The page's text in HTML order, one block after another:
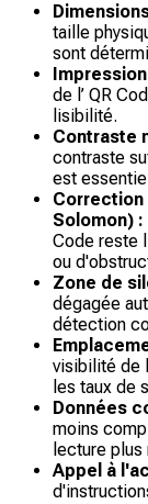
taille
sont
de l’ QR
lisibilité.
Contraste
contraste
est
Solomon) :
Code reste
ou
Zone de
dégagée
détection
visibilité de
les taux de
Données
moins
lecture
Appel à